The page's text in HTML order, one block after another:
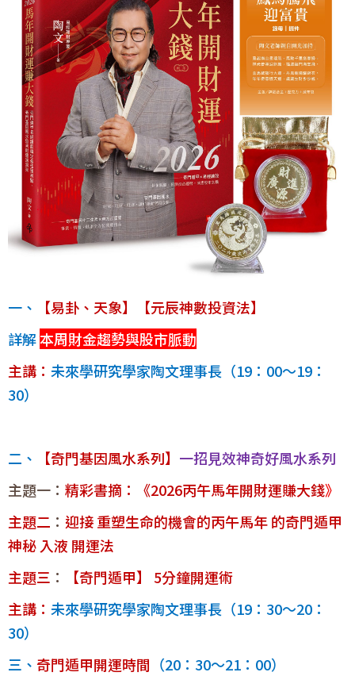
一、
【易卦、天象】【元辰神數投資法】
詳解本周財金趨勢與股市脈動
主講： 未來學研究學家陶文理事長（19：00～19：
30）
二、 【奇門基因風水系列】 一招見效神奇好風水系列
主題一： 精彩書摘：《2026丙午馬年開財運賺大錢》
主題二 ： 迎接 重塑生命的機會的丙午馬年 的奇門遁甲
神秘 入液 開運法
主題三 ：
【奇門遁甲】 5分鐘開運術
主講： 未來學研究學家陶文理事長（19：30～20：
30）
三、 奇門遁甲開運時間 （20：30～21：00）